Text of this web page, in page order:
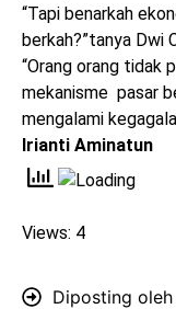
“Tapi benarkah
berkah?”tanya Dwi
“Orang orang tidak
mekanisme pasar
mengalami
Irianti Aminatun
Views: 4
Diposting oleh